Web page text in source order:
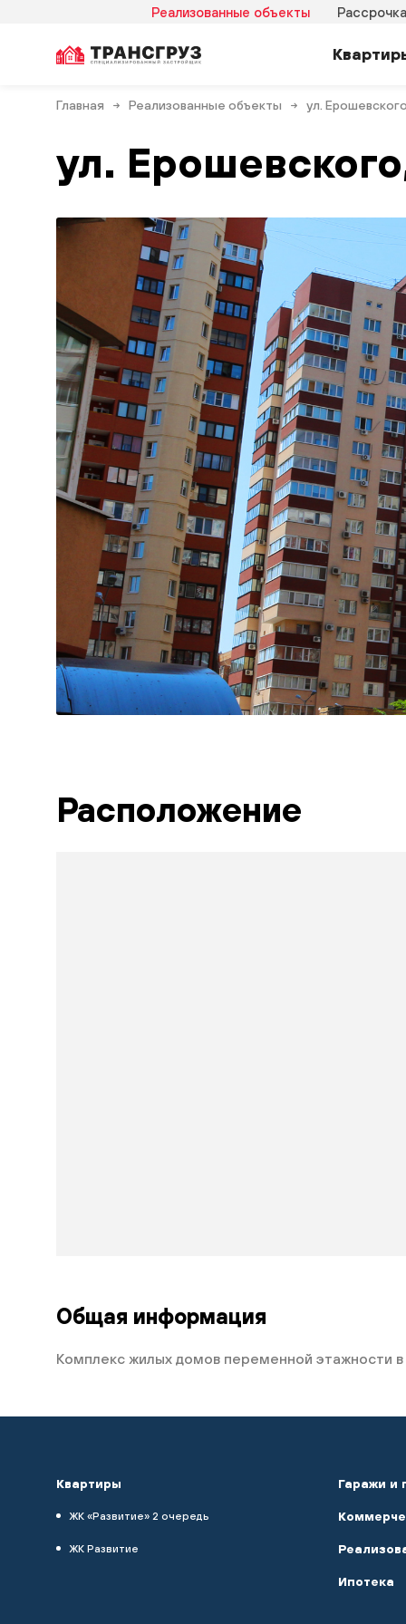
Реализованные объекты Рассрочка
Главная Реализованные объекты ул.
ул.
Расположение
Общая информация
Комплекс жилых домов переменной этажности
Квартиры
ЖК «Развитие» 2 очередь
ЖК Развитие
Гаражи и
Ипотека